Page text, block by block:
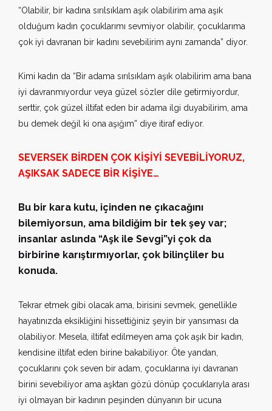
“Olabilir, bir kadına sırılsıklam aşık olabilirim ama aşık
olduğum kadın çocuklarımı sevmiyor olabilir, çocuklarıma
çok iyi davranan bir kadını sevebilirim aynı zamanda” diyor.
Kimi kadın da “Bir adama sırılsıklam aşık olabilirim ama bana
iyi davranmıyordur veya güzel sözler dile getirmiyordur,
serttir, çok güzel iltifat eden bir adama ilgi duyabilirim, ama
bu demek değil ki ona aşığım” diye itiraf ediyor.
SEVERSEK BİRDEN ÇOK KİŞİYİ SEVEBİLİYORUZ,
AŞIKSAK SADECE BİR KİŞİYE…
Bu bir kara kutu, içinden ne çıkacağını
bilemiyorsun, ama bildiğim bir tek şey var;
insanlar aslında “Aşk ile Sevgi”yi çok da
birbirine karıştırmıyorlar, çok bilinçliler bu
konuda.
Tekrar etmek gibi olacak ama, birisini sevmek, genellikle
hayatınızda eksikliğini hissettiğiniz şeyin bir yansıması da
olabiliyor. Mesela, iltifat edilmeyen ama çok aşık bir kadın,
kendisine iltifat eden birine bakabiliyor. Öte yandan,
çocuklarını çok seven bir adam, çocuklarına iyi davranan
birini sevebiliyor ama aşktan gözü dönüp çocuklarıyla arası
iyi olmayan bir kadının peşinden dünyanın bir ucuna